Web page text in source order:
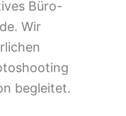
Büro-
Wir
begleitet.